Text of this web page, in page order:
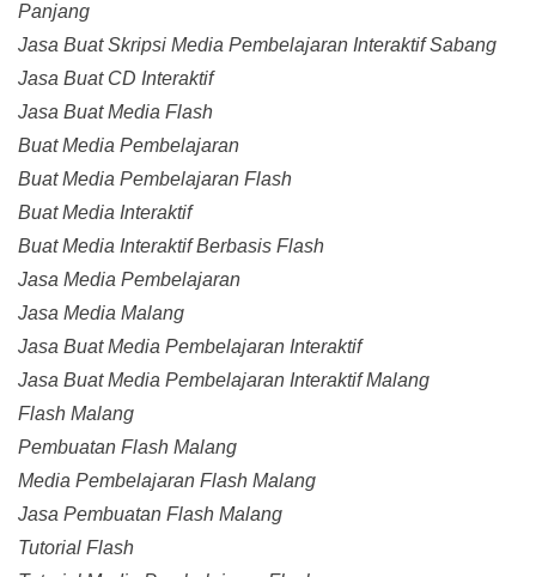
Panjang
Jasa Buat Skripsi Media Pembelajaran Interaktif Sabang
Jasa Buat CD Interaktif
Jasa Buat Media Flash
Buat Media Pembelajaran
Buat Media Pembelajaran Flash
Buat Media Interaktif
Buat Media Interaktif Berbasis Flash
Jasa Media Pembelajaran
Jasa Media Malang
Jasa Buat Media Pembelajaran Interaktif
Jasa Buat Media Pembelajaran Interaktif Malang
Flash Malang
Pembuatan Flash Malang
Media Pembelajaran Flash Malang
Jasa Pembuatan Flash Malang
Tutorial Flash